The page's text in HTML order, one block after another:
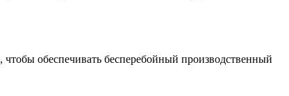
обеспечивать бесперебойный производственный